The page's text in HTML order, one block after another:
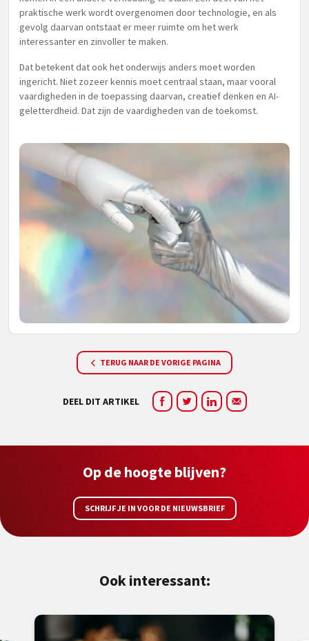
praktische werk wordt overgenomen door technologie, en als
gevolg daarvan ontstaat er meer ruimte om het werk
interessanter en zinvoller te maken.
Dat betekent dat ook het onderwijs anders moet worden
ingericht. Niet zozeer kennis moet centraal staan, maar vooral
vaardigheden in de toepassing daarvan, creatief denken en AI-
geletterdheid. Dat zijn de vaardigheden van de toekomst.
TERUG NAAR DE VORIGE PAGINA
DEEL DIT ARTIKEL
Op de hoogte blijven?
SCHRIJF JE IN VOOR DE NIEUWSBRIEF
Ook interessant: